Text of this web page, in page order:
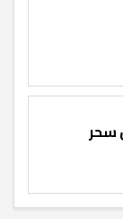
سحر